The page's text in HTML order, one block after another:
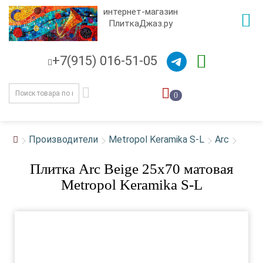
интернет-магазин
ПлиткаДжаз.ру
+7(915) 016-51-05
0
Производители Metropol Keramika S-L Arc
Плитка Arc Beige 25х70 матовая
Metropol Keramika S-L